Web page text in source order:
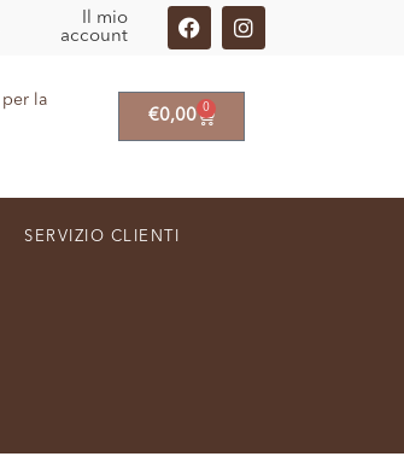
Il mio
account
per la
€0,00 0
SERVIZIO CLIENTI